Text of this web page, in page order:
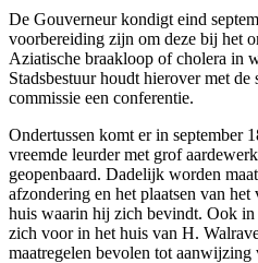
De Gouverneur kondigt eind
voorbereiding zijn om deze bij het
Aziatische braakloop of cholera in
Stadsbestuur houdt hierover met
commissie een conferentie.
Ondertussen komt er in september
vreemde leurder met grof
geopenbaard. Dadelijk worden
afzondering en het plaatsen van het
huis waarin hij zich bevindt. Ook
zich voor in het huis van H.
maatregelen bevolen tot aanwijzing